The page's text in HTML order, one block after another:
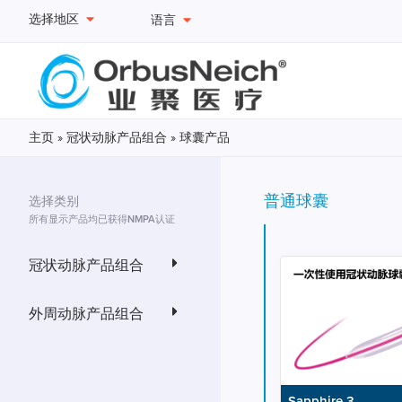
选择地区 语言
主页 » 冠状动脉产品组合 » 球囊产品
选择类别
所有显示产品均已获得NMPA认证
冠状动脉产品组合
外周动脉产品组合
普通球囊